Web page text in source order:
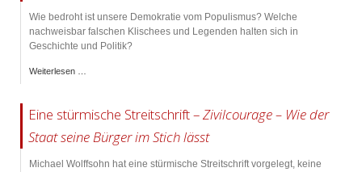
Wie bedroht ist unsere Demokratie vom Populismus? Welche
nachweisbar falschen Klischees und Legenden halten sich in
Geschichte und Politik?
Weiterlesen …
Eine stürmische Streitschrift –Zivilcourage – Wie der
Staat seine Bürger im Stich lässt
Michael Wolffsohn hat eine stürmische Streitschrift vorgelegt, keine